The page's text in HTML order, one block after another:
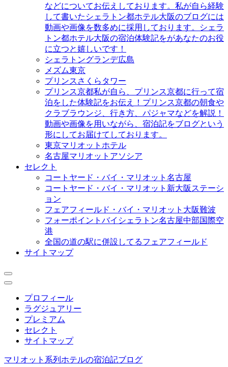
などについてお伝えしております。私が自ら経験
して書いたシェラトン都ホテル大阪のブログには
動画や画像を数多めに採用しております。シェラ
トン都ホテル大阪の宿泊体験記をがあなたのお役
に立つと嬉しいです！
シェラトングランデ広島
メズム東京
プリンスさくらタワー
プリンス京都私が自ら、プリンス京都に行って宿
泊をした体験記をお伝え！プリンス京都の朝食や
クラブラウンジ、行き方、パジャマなどを解説！
動画や画像を用いながら、宿泊記をブログという
形にしてお届けてしております。
東京マリオットホテル
名古屋マリオットアソシア
セレクト
コートヤード・バイ・マリオット名古屋
コートヤード・バイ・マリオット新大阪ステーシ
ョン
フェアフィールド・バイ・マリオット大阪難波
フォーポイントバイシェラトン名古屋中部国際空
港
全国の道の駅に併設してるフェアフィールド
サイトマップ
プロフィール
ラグジュアリー
プレミアム
セレクト
サイトマップ
マリオット系列ホテルの宿泊記ブログ